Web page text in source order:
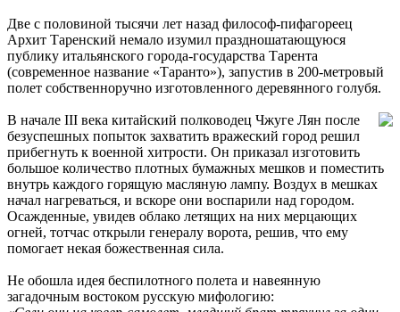
Две с половиной тысячи лет назад философ-пифагореец
Архит Таренский немало изумил праздношатающуюся
публику итальянского города-государства Тарента
(современное название «Таранто»), запустив в 200-метровый
полет собственноручно изготовленного деревянного голубя.
В начале III века китайский полководец Чжуге Лян после
безуспешных попыток захватить вражеский город решил
прибегнуть к военной хитрости. Он приказал изготовить
большое количество плотных бумажных мешков и поместить
внутрь каждого горящую масляную лампу. Воздух в мешках
начал нагреваться, и вскоре они воспарили над городом.
Осажденные, увидев облако летящих на них мерцающих
огней, тотчас открыли генералу ворота, решив, что ему
помогает некая божественная сила.
Не обошла идея беспилотного полета и навеянную
загадочным востоком русскую мифологию: